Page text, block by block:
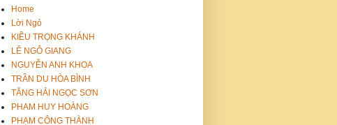
Home
Lời Ngỏ
KIỀU TRỌNG KHÁNH
LÊ NGÔ GIANG
NGUYỄN ANH KHOA
TRẦN DU HÒA BÌNH
TĂNG HẢI NGỌC SƠN
PHAM HUY HOÀNG
PHẠM CÔNG THÀNH